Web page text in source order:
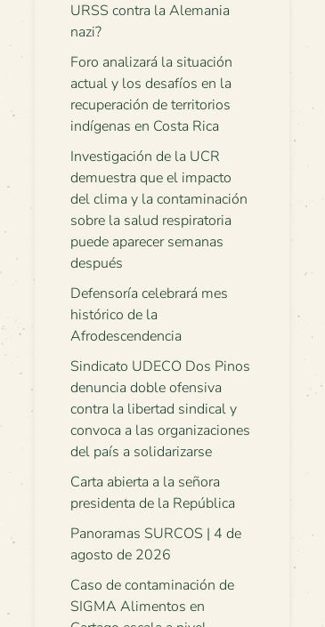
URSS contra la Alemania
nazi?
Foro analizará la situación
actual y los desafíos en la
recuperación de territorios
indígenas en Costa Rica
Investigación de la UCR
demuestra que el impacto
del clima y la contaminación
sobre la salud respiratoria
puede aparecer semanas
después
Defensoría celebrará mes
histórico de la
Afrodescendencia
Sindicato UDECO Dos Pinos
denuncia doble ofensiva
contra la libertad sindical y
convoca a las organizaciones
del país a solidarizarse
Carta abierta a la señora
presidenta de la República
Panoramas SURCOS | 4 de
agosto de 2026
Caso de contaminación de
SIGMA Alimentos en